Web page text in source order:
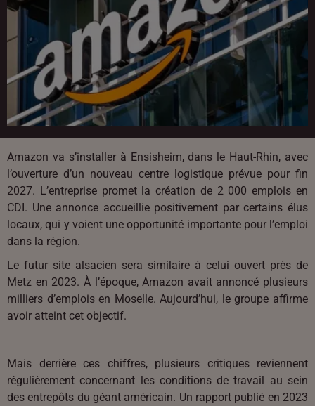
Amazon va s’installer à Ensisheim, dans le Haut-Rhin, avec
l’ouverture d’un nouveau centre logistique prévue pour fin
2027. L’entreprise promet la création de 2 000 emplois en
CDI. Une annonce accueillie positivement par certains élus
locaux, qui y voient une opportunité importante pour l’emploi
dans la région.
Le futur site alsacien sera similaire à celui ouvert près de
Metz en 2023. À l’époque, Amazon avait annoncé plusieurs
milliers d’emplois en Moselle. Aujourd’hui, le groupe affirme
avoir atteint cet objectif.
Mais derrière ces chiffres, plusieurs critiques reviennent
régulièrement concernant les conditions de travail au sein
des entrepôts du géant américain. Un rapport publié en 2023